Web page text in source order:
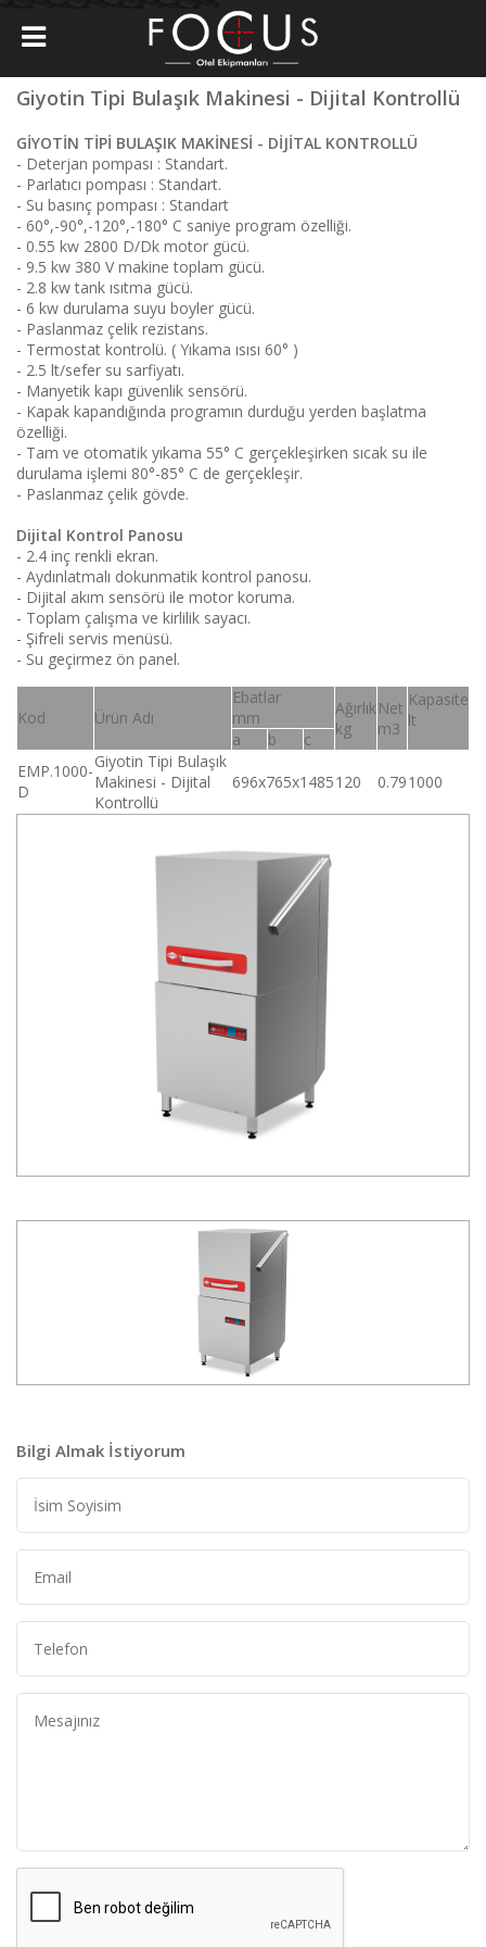
Giyotin Tipi Bulaşık Makinesi - Dijital Kontrollü
GİYOTİN TİPİ BULAŞIK MAKİNESİ - DİJİTAL KONTROLLÜ
- Deterjan pompası : Standart.
- Parlatıcı pompası : Standart.
- Su basınç pompası : Standart
- 60°,-90°,-120°,-180° C saniye program özelliği.
- 0.55 kw 2800 D/Dk motor gücü.
- 9.5 kw 380 V makine toplam gücü.
- 2.8 kw tank ısıtma gücü.
- 6 kw durulama suyu boyler gücü.
- Paslanmaz çelik rezistans.
- Termostat kontrolü. ( Yıkama ısısı 60° )
- 2.5 lt/sefer su sarfiyatı.
- Manyetik kapı güvenlik sensörü.
- Kapak kapandığında programın durduğu yerden başlatma
özelliği.
- Tam ve otomatik yıkama 55° C gerçekleşirken sıcak su ile
durulama işlemi 80°-85° C de gerçekleşir.
- Paslanmaz çelik gövde.
Dijital Kontrol Panosu
- 2.4 inç renkli ekran.
- Aydınlatmalı dokunmatik kontrol panosu.
- Dijital akım sensörü ile motor koruma.
- Toplam çalışma ve kirlilik sayacı.
- Şifreli servis menüsü.
- Su geçirmez ön panel.
Kod Ürün Adı
Ebatlar
mm
Ağırlık
kg
Net
m3
Kapasite
lt
a
b
c
EMP.1000-
D
Giyotin Tipi Bulaşık
Makinesi - Dijital
Kontrollü
696x765x1485120 0.791000
Bilgi Almak İstiyorum